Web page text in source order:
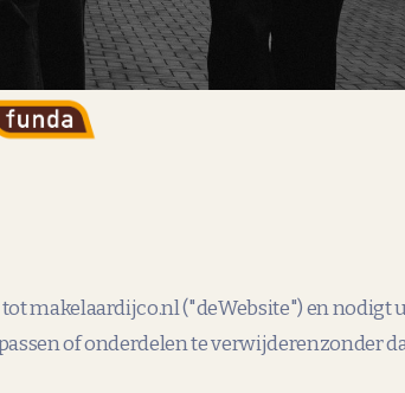
makelaardijco.nl ("deWebsite") en nodigt
of onderdelen te verwijderenzonder